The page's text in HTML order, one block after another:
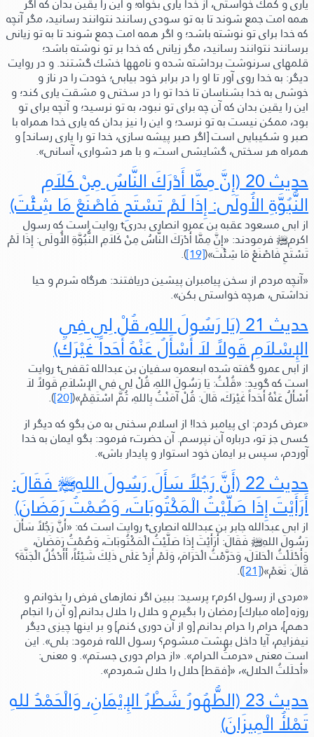
همه امت جمع شوند تا به تو سودى رسانند نتوانند رسانيد، مگر آنچه
كه خدا براى تو نوشته باشد؛ و اگر همه امت جمع شوند تا به تو زيانى
برسانند نتوانند رسانيد، مگر زيانى كه خدا بر تو نوشته باشد؛
قلمهاى سرنوشت برداشته شده و نامهها خشك گشتند.و در روايت
ديگر:به خدا روى آور تا او را در برابر خود بيابى؛ خودت را در ناز و
خوشى به خدا بشناسان تا خدا تو را در سختى و مشقت يارى كند؛ و
اين را يقين بدان كه آن چه براى تو نبود، به تو نرسيد؛ و آنچه براى تو
بود، ممكن نيست به تو نرسد؛ و اين را نيز بدان كه يارى خدا همراه با
صبر و شكيبايى است[اگر صبر پيشه سازى، خدا تو را يارى رساند]و
همراه هر سختى، گشايشى است، و با هر دشوارى، آسانى».
حديث 20 (إِنَّ مِمَّا أَدْرَكَ النَّاسُ مِنْ كَلاَمِ
النُّبُوَّةِ الأُولَى: إِذَا لَمْ تَسْتَحِ فَاصْنَعْ مَا شِئْتَ)
از ابى مسعود عقبه بن عمرو انصارى بدرىtروايت است كه رسول
اكرمﷺ‬فرمودند: «إِنَّ مِمَّا أَدْرَكَ النَّاسُ مِنْ كَلاَمِ النُّبُوَّةِ الأُولَى: إِذَا لَمْ
تَسْتَحِ فَاصْنَعْ مَا شِئْتَ»(
[19]
).
«آنچه مردم از سخن پيامبران پيشين دريافتند: هرگاه شرم و حيا
نداشتى، هرچه خواستى بكن».
حديث 21 (يَا رَسُولَ اللهِ، قُلْ لِي فِي
الإِسْلاَمِ قَولاً لاَ أَسْأَلُ عَنْهُ أَحَداً غَيْرَكَ)
از ابى عمرو گفته شده ابىعمره سفيان بن عبدالله ثقفى tروايت
است كه گويد: «قُلْتُ: يَا رَسُولَ اللهِ، قُلْ لِي فِي الإِسْلاَمِ قَولاً لاَ
أَسْأَلُ عَنْهُ أَحَداً غَيْرَكَ،قَالَ:قُلْ آمَنْتُ بِاللهِ، ثُمَّ اسْتَقِمْ»(
[20]
).
«عرض كردم: اى پيامبر خدا! از اسلام سخنى به من بگو كه ديگر از
كسى جز تو، درباره آن نپرسم.آن حضرتr فرمود: بگو ايمان به خدا
آوردم، سپس بر ايمان خود استوار و پايدار باش».
حديث 22 (أَنَّ رَجُلاً سَأَلَ رَسُولَ اللهِ ﷺ‬فَقَالَ:
أَرَأَيْتَ إِذَا صَلَّيْتُ الْمَكْتُوبَاتَ، وَصُمْتُ رَمَضَانَ)
از ابى عبدالله جابر بن عبدالله انصارىtروايت است كه: «أَنَّ رَجُلاً سَأَلَ
رَسُولَ اللهِﷺ‬فَقَالَ: أَرَأَيْتَ إِذَا صَلَّيْتُ الْمَكْتُوبَاتَ، وَصُمْتُ رَمَضَانَ،
وَأَحْلَلْتُ الْحَلاَلَ، وَحَرَّمْتُ الْحَرَامَ، وَلَمْ أَزِدْ عَلَى ذَلِكَ شَيْئاً، أَأَدْخُلُ الْجَنَّةَ؟
قَالَ:نَعَمْ»([21]
).
«مردى از رسول اكرمr پرسيد: ببين اگر نمازهاى فرض را بخوانم و
روزه[ماه مبارك]رمضان را بگيرم و حلال را حلال بدانم[و آن را انجام
دهم]، حرام را حرام بدانم[و از آن دورى كنم]و بر اينها چيزى ديگر
نيفزايم، آيا داخل بهشت مىشوم؟رسول اللهr فرمود: بلى». اين
است معنى«حرمتُ الحرام». «از حرام دورى جستم».و معنى:
«أحلَلتُ الحلال»، «[فقط]حلال را حلال شمردم».
حديث 23 (الطُّهُورُ شَطْرُ الإِيْمَانِ، وَالْحَمْدُ للهِ
تَمْلأُ الْمِيزَانَ)